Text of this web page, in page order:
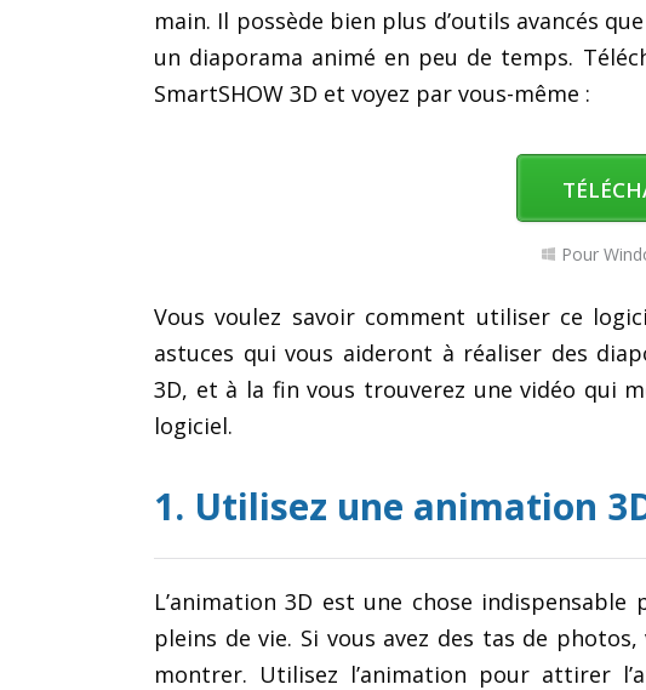
main. Il possède bien plus d’outils avancés
un diaporama animé en peu de temps.
SmartSHOW 3D et voyez par vous-même :
Pour
Vous voulez savoir comment utiliser ce
astuces qui vous aideront à réaliser des
3D, et à la fin vous trouverez une vidéo qui
logiciel.
1. Utilisez une animation
L’animation 3D est une chose
pleins de vie. Si vous avez des tas de
montrer. Utilisez l’animation pour attirer